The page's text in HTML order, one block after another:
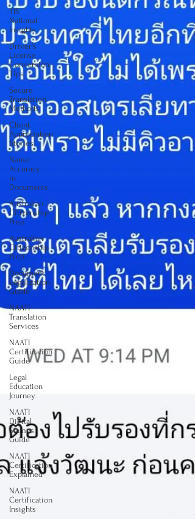
TIS
National
Insights
Driver's
License
Conversion
Tips
Secure
Translation
Methods
Client
Appreciation
Stories
Name
Accuracy
in
Documents
Australian
Citizenship
Prep
Australian
Citizenship
Prep
Document
Legalization
Guide
NAATI
Translation
Services
NAATI
Certification
Guide
Legal
Education
Journey
NAATI
Digital
Stamps
Guide
NAATI
Certification
Explained
NAATI
Certification
Insights